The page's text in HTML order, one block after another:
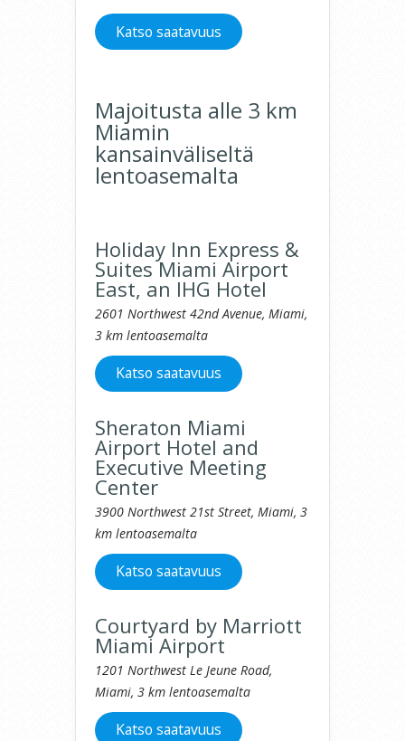
Katso saatavuus
Majoitusta alle 3 km
Miamin
kansainväliseltä
lentoasemalta
Holiday Inn Express &
Suites Miami Airport
East, an IHG Hotel
2601 Northwest 42nd Avenue, Miami,
3 km lentoasemalta
Katso saatavuus
Sheraton Miami
Airport Hotel and
Executive Meeting
Center
3900 Northwest 21st Street, Miami, 3
km lentoasemalta
Katso saatavuus
Courtyard by Marriott
Miami Airport
1201 Northwest Le Jeune Road,
Miami, 3 km lentoasemalta
Katso saatavuus